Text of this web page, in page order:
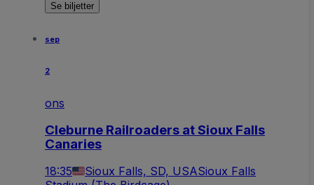
Se biljetter
sep
2
ons
Cleburne Railroaders at Sioux Falls
Canaries
18:35 Sioux Falls, SD, USASioux Falls